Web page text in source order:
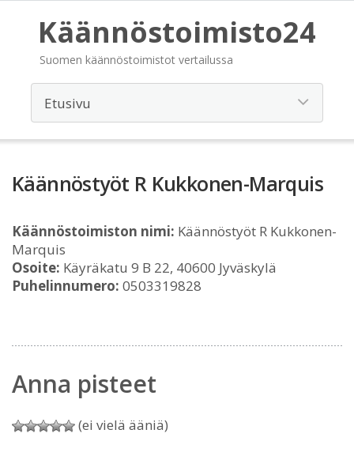
Käännöstoimisto24
Suomen käännöstoimistot vertailussa
Käännöstyöt R Kukkonen-Marquis
Käännöstoimiston nimi: Käännöstyöt R Kukkonen-
Marquis
Osoite: Käyräkatu 9 B 22, 40600 Jyväskylä
Puhelinnumero: 0503319828
Anna pisteet
(ei vielä ääniä)